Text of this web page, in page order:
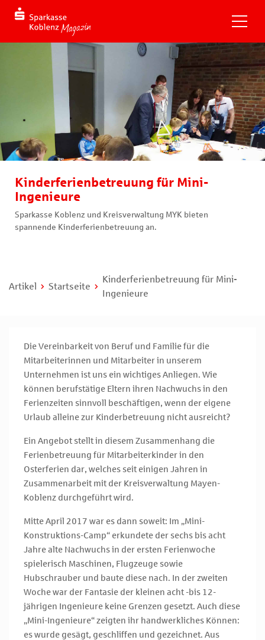
Kinderferienbetreuung für Mini-
Ingenieure
Sparkasse Koblenz und Kreisverwaltung MYK bieten
spannende Kinderferienbetreuung an.
Artikel Startseite
Kinderferienbetreuung für Mini-
Ingenieure
Die Vereinbarkeit von Beruf und Familie für die
Mitarbeiterinnen und Mitarbeiter in unserem
Unternehmen ist uns ein wichtiges Anliegen. Wie
können berufstätige Eltern ihren Nachwuchs in den
Ferienzeiten sinnvoll beschäftigen, wenn der eigene
Urlaub alleine zur Kinderbetreuung nicht ausreicht?
Ein Angebot stellt in diesem Zusammenhang die
Ferienbetreuung für Mitarbeiterkinder in den
Osterferien dar, welches seit einigen Jahren in
Zusammenarbeit mit der Kreisverwaltung Mayen-
Koblenz durchgeführt wird.
Mitte April 2017 war es dann soweit: Im „Mini-
Konstruktions-Camp“ erkundete der sechs bis acht
Jahre alte Nachwuchs in der ersten Ferienwoche
spielerisch Maschinen, Flugzeuge sowie
Hubschrauber und baute diese nach. In der zweiten
Woche war der Fantasie der kleinen acht -bis 12-
jährigen Ingenieure keine Grenzen gesetzt. Auch diese
„Mini-Ingenieure“ zeigten ihr handwerkliches Können:
es wurde gesägt, geschliffen und gezeichnet. Aus